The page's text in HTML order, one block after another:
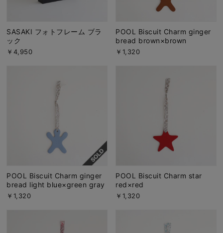
SASAKI フォトフレーム ブラ
ック
￥4,950
POOL Biscuit Charm ginger
bread brown×brown
￥1,320
POOL Biscuit Charm ginger
bread light blue×green gray
￥1,320
POOL Biscuit Charm star
red×red
￥1,320